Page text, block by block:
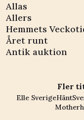
Allas
Allers
Hemmets
Året runt
Antik auktion
Fler
Elle SverigeHänt